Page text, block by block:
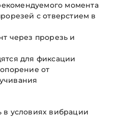
момента
с отверстием в
через прорезь и
для фиксации
от
в условиях вибрации